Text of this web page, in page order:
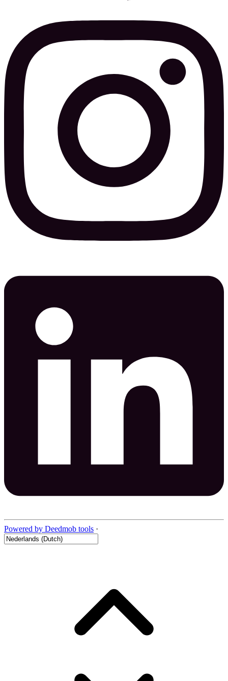
Powered by Deedmob tools ·